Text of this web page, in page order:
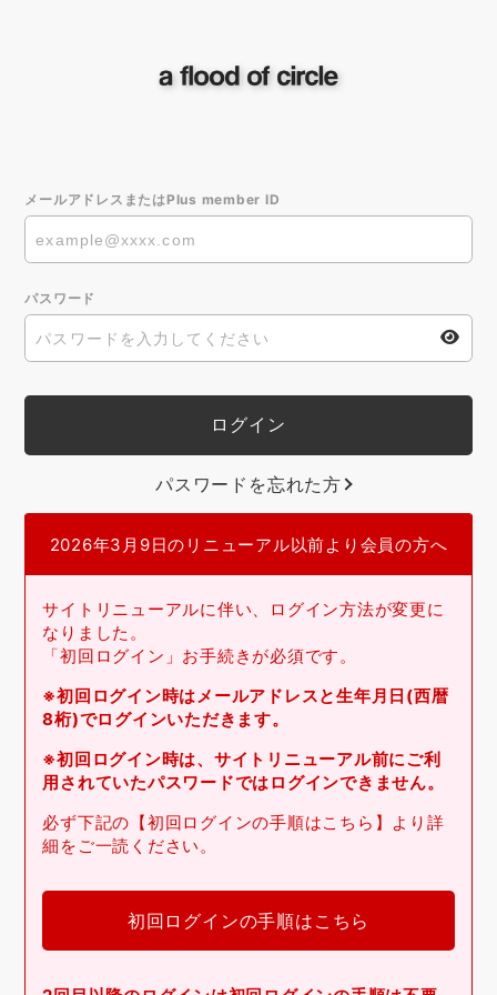
メールアドレスまたはPlus member ID
パスワード
パスワードを忘れた方
2026年3月9日のリニューアル以前より会員の方へ
サイトリニューアルに伴い、ログイン方法が変更に
なりました。
「初回ログイン」お手続きが必須です。
※初回ログイン時はメールアドレスと生年月日(西暦
8桁)でログインいただきます。
※初回ログイン時は、サイトリニューアル前にご利
用されていたパスワードではログインできません。
必ず下記の【初回ログインの手順はこちら】より詳
細をご一読ください。
初回ログインの手順はこちら